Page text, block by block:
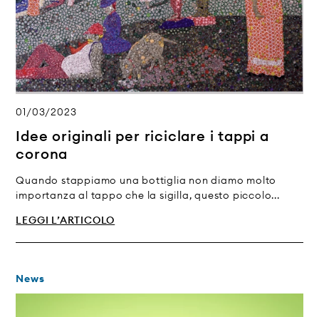
01/03/2023
Idee originali per riciclare i tappi a
corona
Quando stappiamo una bottiglia non diamo molto
importanza al tappo che la sigilla, questo piccolo...
LEGGI L’ARTICOLO
News